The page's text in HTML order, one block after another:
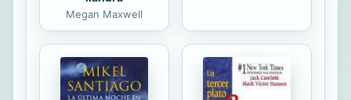
Megan Maxwell